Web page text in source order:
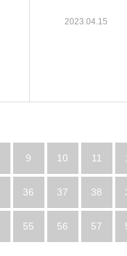
2023.04.15
9 10 11
36 37 38
55 56 57